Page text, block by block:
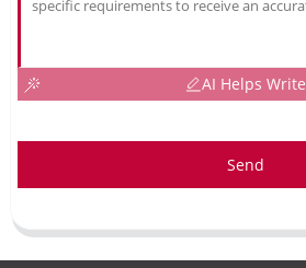
AI Helps Write
Send